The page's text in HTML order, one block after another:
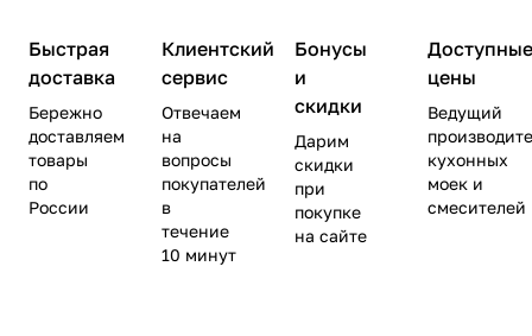
Быстрая
доставка
Бережно
доставляем
товары
по
России
Клиентский
сервис
Отвечаем
на
вопросы
покупателей
в
течение
10 минут
Бонусы
и
скидки
Дарим
скидки
при
покупке
на сайте
Доступные
цены
Ведущий
кухонных
моек и
смесителей